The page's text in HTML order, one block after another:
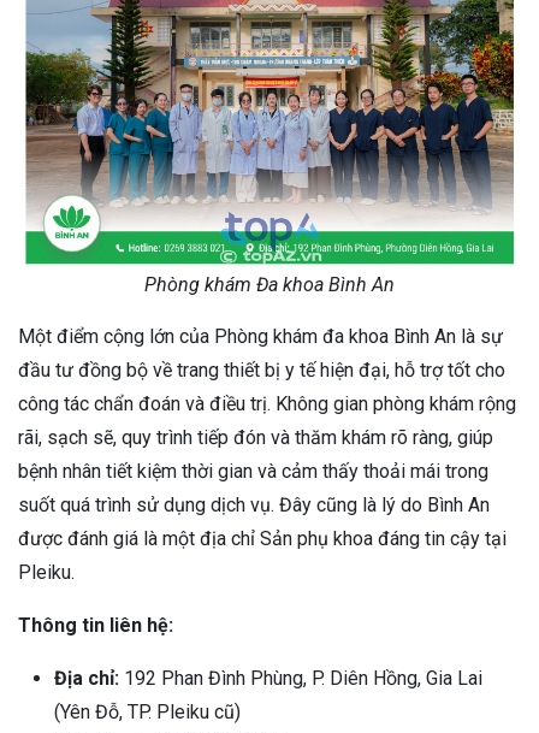
Phòng khám Đa khoa Bình An
Một điểm cộng lớn của Phòng khám đa khoa Bình An là sự
đầu tư đồng bộ về trang thiết bị y tế hiện đại, hỗ trợ tốt cho
công tác chẩn đoán và điều trị. Không gian phòng khám rộng
rãi, sạch sẽ, quy trình tiếp đón và thăm khám rõ ràng, giúp
bệnh nhân tiết kiệm thời gian và cảm thấy thoải mái trong
suốt quá trình sử dụng dịch vụ. Đây cũng là lý do Bình An
được đánh giá là một địa chỉ Sản phụ khoa đáng tin cậy tại
Pleiku.
Thông tin liên hệ:
Địa chỉ: 192 Phan Đình Phùng, P. Diên Hồng, Gia Lai
(Yên Đỗ, TP. Pleiku cũ)